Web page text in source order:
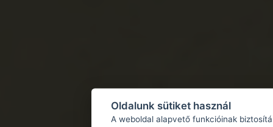
Oldalunk sütiket használ
A weboldal alapvető funkcióinak